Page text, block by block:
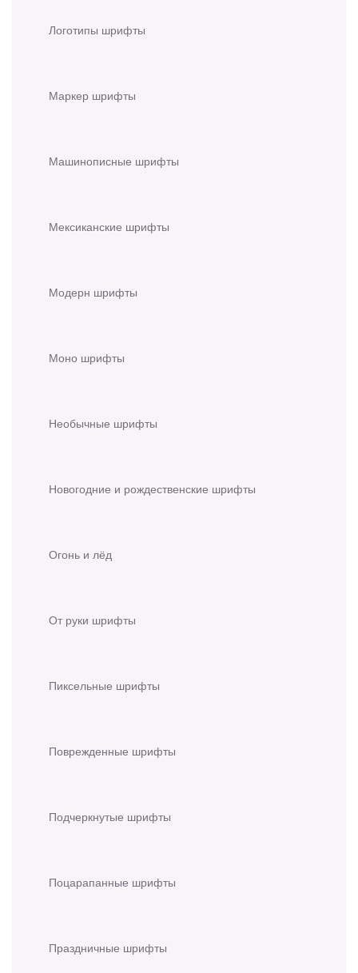
Логотипы шрифты
Маркер шрифты
Машинописные шрифты
Мексиканские шрифты
Модерн шрифты
Моно шрифты
Необычные шрифты
Новогодние и рождественские шрифты
Огонь и лёд
От руки шрифты
Пиксельные шрифты
Поврежденные шрифты
Подчеркнутые шрифты
Поцарапанные шрифты
Праздничные шрифты